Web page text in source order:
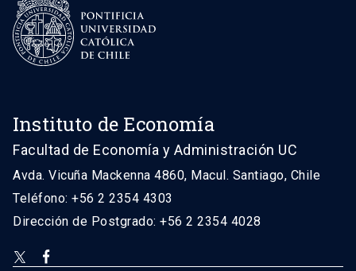
Instituto de Economía
Facultad de Economía y Administración UC
Avda. Vicuña Mackenna 4860, Macul. Santiago, Chile
Teléfono: +56 2 2354 4303
Dirección de Postgrado: +56 2 2354 4028